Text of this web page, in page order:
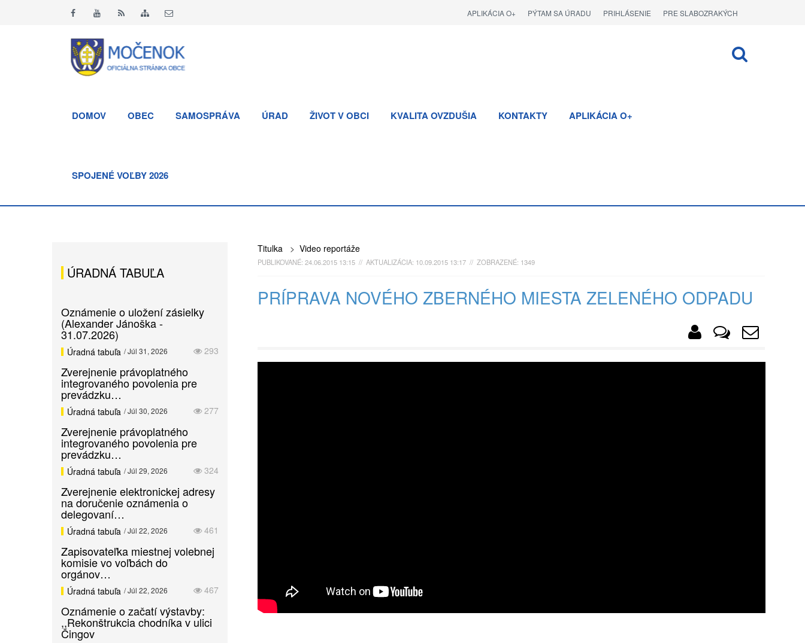
PRE SLABOZRAKÝCH
PRIHLÁSENIE
PÝTAM SA ÚRADU
APLIKÁCIA O+
DOMOV OBEC SAMOSPRÁVA ÚRAD ŽIVOT V OBCI KVALITA OVZDUŠIA KONTAKTY APLIKÁCIA O+
SPOJENÉ VOĽBY 2026
Titulka> Video reportáže
PUBLIKOVANÉ: 24.06.2015 13:15 // AKTUALIZÁCIA: 10.09.2015 13:17 // ZOBRAZENÉ: 1349
PRÍPRAVA NOVÉHO ZBERNÉHO MIESTA ZELENÉHO ODPADU
ÚRADNÁ TABUĽA
Oznámenie o uložení zásielky
(Alexander Jánoška -
31.07.2026)
293
Úradná tabuľa / Júl 31, 2026
Zverejnenie právoplatného
integrovaného povolenia pre
prevádzku…
277
Úradná tabuľa / Júl 30, 2026
Zverejnenie právoplatného
integrovaného povolenia pre
prevádzku…
324
Úradná tabuľa / Júl 29, 2026
Zverejnenie elektronickej adresy
na doručenie oznámenia o
delegovaní…
461
Úradná tabuľa / Júl 22, 2026
Zapisovateľka miestnej volebnej
komisie vo voľbách do
orgánov…
467
Úradná tabuľa / Júl 22, 2026
Oznámenie o začatí výstavby:
,,Rekonštrukcia chodníka v ulici
Čingov